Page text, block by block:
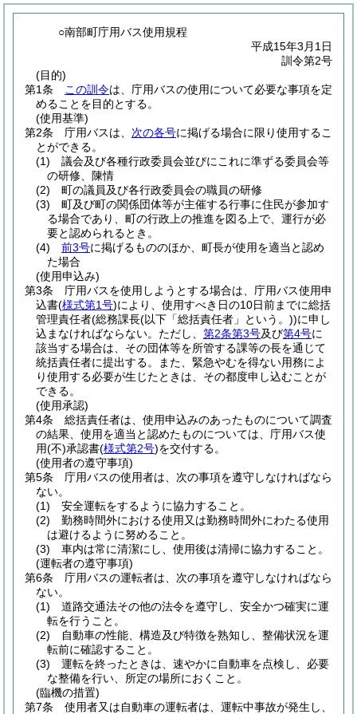
○南部町庁用バス使用規程
平成15年3月1日
訓令第2号
(目的)
第1条
この訓令は、庁用バスの使用について必要な事項を定
めることを目的とする。
(使用基準)
第2条
庁用バスは、 次の各号に掲げる場合に限り使用するこ
とができる。
(1)
議会及び各種行政委員会並びにこれに準ずる委員会等
の研修、陳情
(2)
町の議員及び各行政委員会の職員の研修
(3)
町及び町の関係団体等が主催する行事に住民が参加す
る場合であり、町の行政上の推進を図る上で、運行が必
要と認められるとき。
(4)
前3号に掲げるもののほか、町長が使用を適当と認め
た場合
(使用申込み)
第3条
庁用バスを使用しようとする場合は、庁用バス使用申
込書(様式第1号)により、使用すべき日の10日前までに総括
管理責任者(総務課長(以下「総括責任者」という。))に申し
込まなければならない。 ただし、 第2条第3号及び第4号に
該当する場合は、その団体等を所管する課等の長を通じて
統括責任者に提出する。また、緊急やむを得ない用務によ
り使用する必要が生じたときは、その都度申し込むことが
できる。
(使用承認)
第4条
総括責任者は、使用申込みのあったものについて調査
の結果、使用を適当と認めたものについては、庁用バス使
用(不)承認書(様式第2号)を交付する。
(使用者の遵守事項)
第5条
庁用バスの使用者は、次の事項を遵守しなければなら
ない。
(1)
安全運転をするように協力すること。
(2)
勤務時間外における使用又は勤務時間外にわたる使用
は避けるように努めること。
(3)
車内は常に清潔にし、使用後は清掃に協力すること。
(運転者の遵守事項)
第6条
庁用バスの運転者は、次の事項を遵守しなければなら
ない。
(1)
道路交通法その他の法令を遵守し、安全かつ確実に運
転を行うこと。
(2)
自動車の性能、構造及び特徴を熟知し、整備状況を運
転前に確認すること。
(3)
運転を終ったときは、速やかに自動車を点検し、必要
な整備を行い、所定の場所におくこと。
(臨機の措置)
第7条
使用者又は自動車の運転者は、運転中事故が発生し、